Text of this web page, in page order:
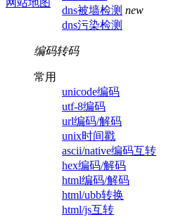
dns被墙检测 new
dns污染检测
编码转码
常用
unicode编码
utf-8编码
url编码/解码
unix时间戳
ascii/native编码互转
hex编码/解码
html编码/解码
html/ubb转换
html/js互转
网站地图